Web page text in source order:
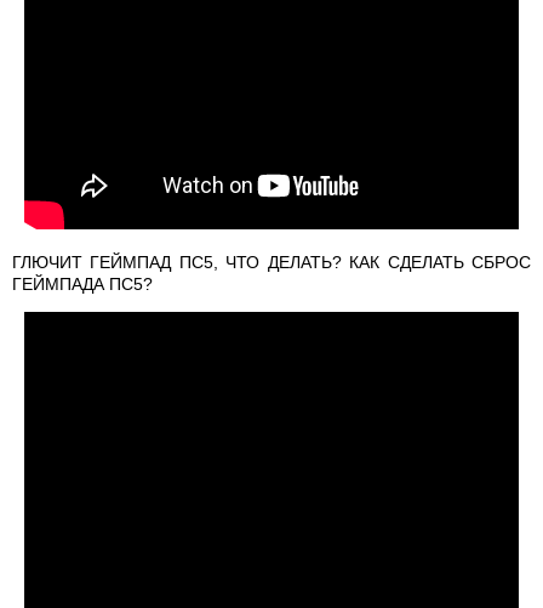
ГЛЮЧИТ ГЕЙМПАД ПС5, ЧТО ДЕЛАТЬ? КАК СДЕЛАТЬ СБРОС
ГЕЙМПАДА ПС5?